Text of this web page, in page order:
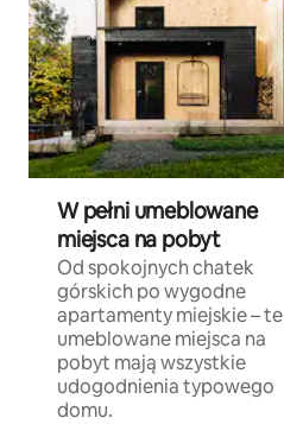
W pełni umeblowane
miejsca na pobyt
Od spokojnych chatek
górskich po wygodne
apartamenty miejskie – te
umeblowane miejsca na
pobyt mają wszystkie
udogodnienia typowego
domu.